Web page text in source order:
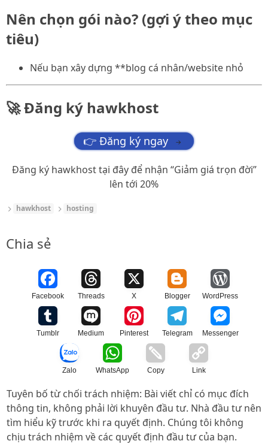
Nên chọn gói nào? (gợi ý theo mục
tiêu)
Nếu bạn xây dựng **blog cá nhân/website nhỏ
🚀 Đăng ký hawkhost
👉 Đăng ký ngay →
Đăng ký hawkhost tại đây để nhận “Giảm giá trọn đời”
lên tới 20%
hawkhost hosting
Chia sẻ
Facebook Threads X Blogger WordPress
Tumblr Medium Pinterest Telegram Messenger
Zalo WhatsApp Copy Link
Tuyên bố từ chối trách nhiệm: Bài viết chỉ có mục đích
thông tin, không phải lời khuyên đầu tư. Nhà đầu tư nên
tìm hiểu kỹ trước khi ra quyết định. Chúng tôi không
chịu trách nhiệm về các quyết định đầu tư của bạn.